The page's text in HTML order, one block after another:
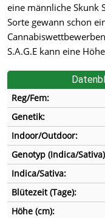
eine männliche Skunk
Sorte gewann schon
S.A.G.E kann eine
Reg/Fem:
Genetik:
Indoor/Outdoor:
Genotyp (Indica/
Indica/Sativa:
Blütezeit (Tage):
Höhe (cm):